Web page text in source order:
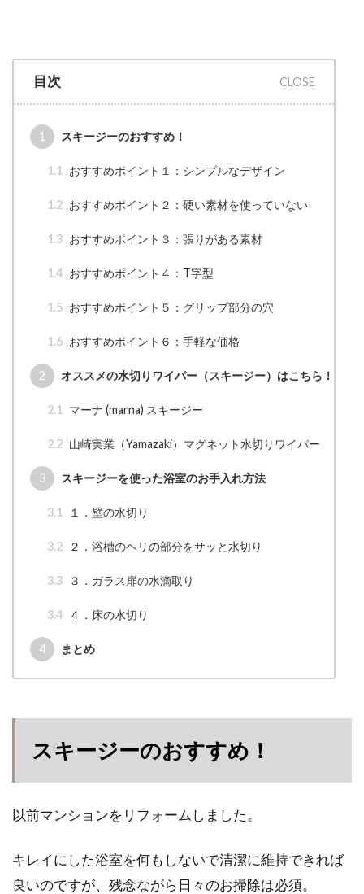
目次
1 スキージーのおすすめ！
1.1 おすすめポイント１：シンプルなデザイン
1.2 おすすめポイント２：硬い素材を使っていない
1.3 おすすめポイント３：張りがある素材
1.4 おすすめポイント４：T字型
1.5 おすすめポイント５：グリップ部分の穴
1.6 おすすめポイント６：手軽な価格
2 オススメの水切りワイパー（スキージー）はこちら！
2.1 マーナ (marna) スキージー
2.2 山崎実業（Yamazaki）マグネット水切りワイパー
3 スキージーを使った浴室のお手入れ方法
3.1 １．壁の水切り
3.2 ２．浴槽のヘリの部分をサッと水切り
3.3 ３．ガラス扉の水滴取り
3.4 ４．床の水切り
4 まとめ
スキージーのおすすめ！
以前マンションをリフォームしました。
キレイにした浴室を何もしないで清潔に維持できれば
良いのですが、残念ながら日々のお掃除は必須。